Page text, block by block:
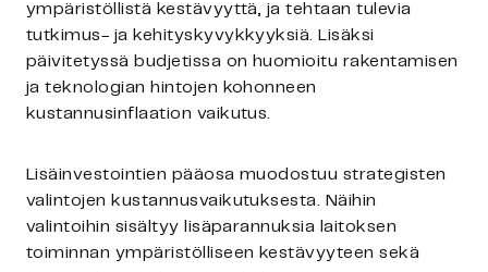
ympäristöllistä kestävyyttä, ja tehtaan tulevia
tutkimus- ja kehityskyvykkyyksiä. Lisäksi
päivitetyssä budjetissa on huomioitu rakentamisen
ja teknologian hintojen kohonneen
kustannusinflaation vaikutus.
Lisäinvestointien pääosa muodostuu strategisten
valintojen kustannusvaikutuksesta. Näihin
valintoihin sisältyy lisäparannuksia laitoksen
toiminnan ympäristölliseen kestävyyteen sekä